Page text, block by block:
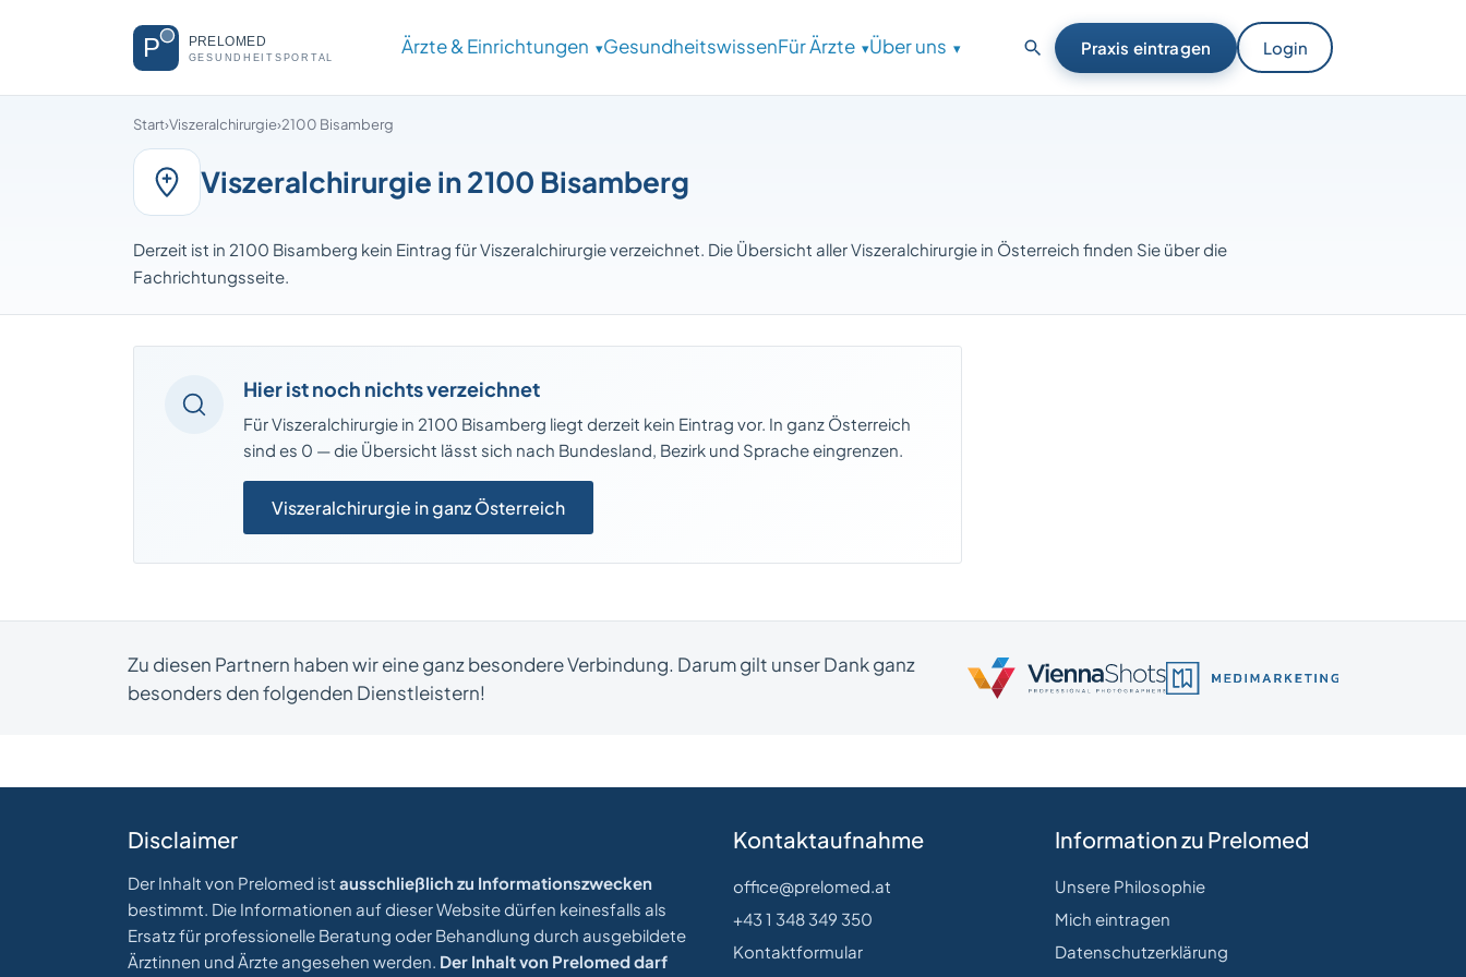
Ärzte & Einrichtungen GesundheitswissenFür Ärzte Über uns Praxis eintragen Login
Start›Viszeralchirurgie›2100 Bisamberg
Viszeralchirurgie in 2100 Bisamberg
Derzeit ist in 2100 Bisamberg kein Eintrag für Viszeralchirurgie verzeichnet. Die Übersicht aller Viszeralchirurgie in Österreich finden Sie über die
Fachrichtungsseite.
Hier ist noch nichts verzeichnet
Für Viszeralchirurgie in 2100 Bisamberg liegt derzeit kein Eintrag vor. In ganz Österreich
sind es 0 — die Übersicht lässt sich nach Bundesland, Bezirk und Sprache eingrenzen.
Viszeralchirurgie in ganz Österreich
Zu diesen Partnern haben wir eine ganz besondere Verbindung. Darum gilt unser Dank ganz
besonders den folgenden Dienstleistern!
Disclaimer
Der Inhalt von Prelomed ist ausschließlich zu Informationszwecken
bestimmt. Die Informationen auf dieser Website dürfen keinesfalls als
Ersatz für professionelle Beratung oder Behandlung durch ausgebildete
Ärztinnen und Ärzte angesehen werden. Der Inhalt von Prelomed darf
Kontaktaufnahme
office@prelomed.at
+43 1 348 349 350
Kontaktformular
Information zu Prelomed
Unsere Philosophie
Mich eintragen
Datenschutzerklärung